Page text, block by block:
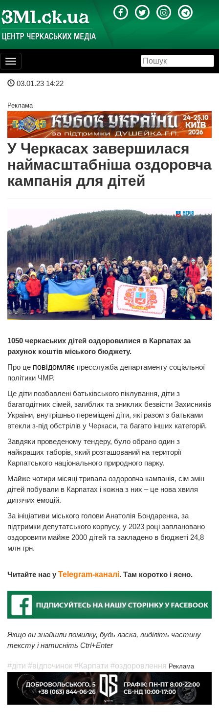
Toggle
navigation
03.01.23 14:22
Реклама
У Черкасах завершилася
наймасштабніша оздоровча
кампанія для дітей
1050 черкаських дітей оздоровилися в Карпатах за
рахунок коштів міського бюджету.
Про це повідомляє пресслужба департаменту соціальної
політики ЧМР.
Це діти позбавлені батьківського піклування, діти з
багатодітних сімей, загиблих та зниклих безвісти Захисників
України, внутрішньо переміщені діти, які разом з батьками
втекли з-під обстрілів у Черкаси, та багато інших категорій.
Завдяки проведеному тендеру, було обрано один з
найкращих таборів, який розташований на території
Карпатського національного природного парку.
Майже чотири місяці тривала оздоровча кампанія, сім змін
дітей побували в Карпатах і кожна з них – це нова хвиля
дитячих емоцій.
За ініціативи міського голови Анатолія Бондаренка, за
підтримки депутатського корпусу, у 2023 році заплановано
оздоровити майже 2000 дітей та закладено в бюджеті 24,8
млн грн.
Читайте нас у Telegram-каналі. Там коротко і ясно.
Якщо ви знайшли помилку, будь ласка, виділіть частину
тексту і натисніть Ctrl+Enter
#діти #відпочинок #Карпати #оздоровлення Реклама